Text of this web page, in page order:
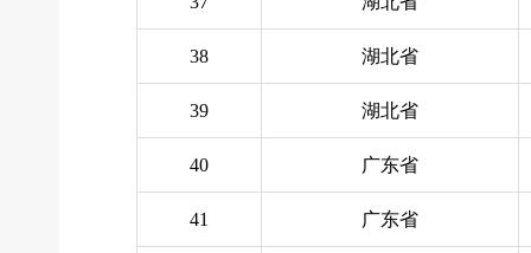
38 湖北省
39 湖北省
40 广东省
41 广东省